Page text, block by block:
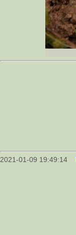
2021-01-09 19:49:14